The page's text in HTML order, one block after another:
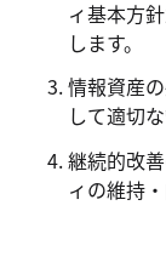
ィ基本方
します。
情報資産
して適切
継続的改
ィの維持